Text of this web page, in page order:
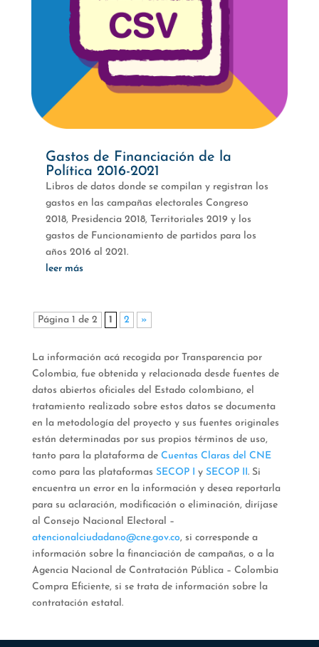
Gastos de Financiación de la
Política 2016-2021
Libros de datos donde se compilan y registran los
gastos en las campañas electorales Congreso
2018, Presidencia 2018, Territoriales 2019 y los
gastos de Funcionamiento de partidos para los
años 2016 al 2021.
leer más
Página 1 de 2 1 2 »
La información acá recogida por Transparencia por
Colombia, fue obtenida y relacionada desde fuentes de
datos abiertos oficiales del Estado colombiano, el
tratamiento realizado sobre estos datos se documenta
en la metodología del proyecto y sus fuentes originales
están determinadas por sus propios términos de uso,
tanto para la plataforma de Cuentas Claras del CNE
como para las plataformas SECOP I y SECOP II . Si
encuentra un error en la información y desea reportarla
para su aclaración, modificación o eliminación, diríjase
al Consejo Nacional Electoral –
atencionalciudadano@cne.gov.co, si corresponde a
información sobre la financiación de campañas, o a la
Agencia Nacional de Contratación Pública – Colombia
Compra Eficiente, si se trata de información sobre la
contratación estatal.